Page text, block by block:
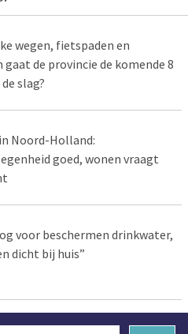
wegen, fietspaden en
gaat de provincie de komende 8
slag?
Noord-Holland:
goed, wonen vraagt
voor beschermen drinkwater,
dicht bij huis”